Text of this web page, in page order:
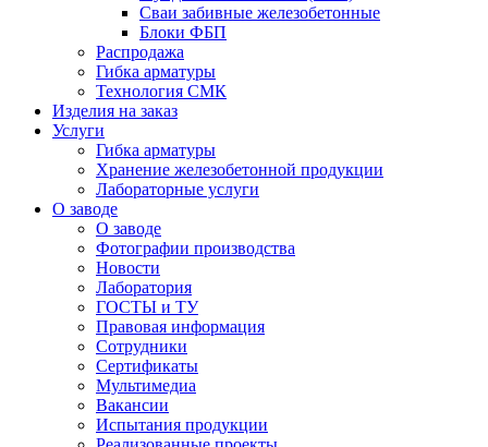
Сваи забивные железобетонные
Блоки ФБП
Распродажа
Гибка арматуры
Технология СМК
Изделия на заказ
Услуги
Гибка арматуры
Хранение железобетонной продукции
Лабораторные услуги
О заводе
О заводе
Фотографии производства
Новости
Лаборатория
ГОСТЫ и ТУ
Правовая информация
Сотрудники
Сертификаты
Мультимедиа
Вакансии
Испытания продукции